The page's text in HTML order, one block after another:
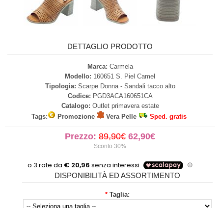
DETTAGLIO PRODOTTO
Marca: Carmela
Modello: 160651 S. Piel Camel
Tipologia: Scarpe Donna - Sandali tacco alto
Codice: PGD3ACA160651CA
Catalogo: Outlet primavera estate
Tags:
Promozione Vera Pelle Sped. gratis
Prezzo: 89,90€ 62,90€
Sconto 30%
DISPONIBILITÀ ED ASSORTIMENTO
* Taglia: